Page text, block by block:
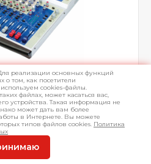
AUX, 3-х EQ, фейдеры
реализации основных функций
о том, как посетители
cookies-файлы.
файлах, может касаться вас,
устройства. Такая информация не
может дать вам более
в Интернете. Вы можете
типов файлов cookies. Политика